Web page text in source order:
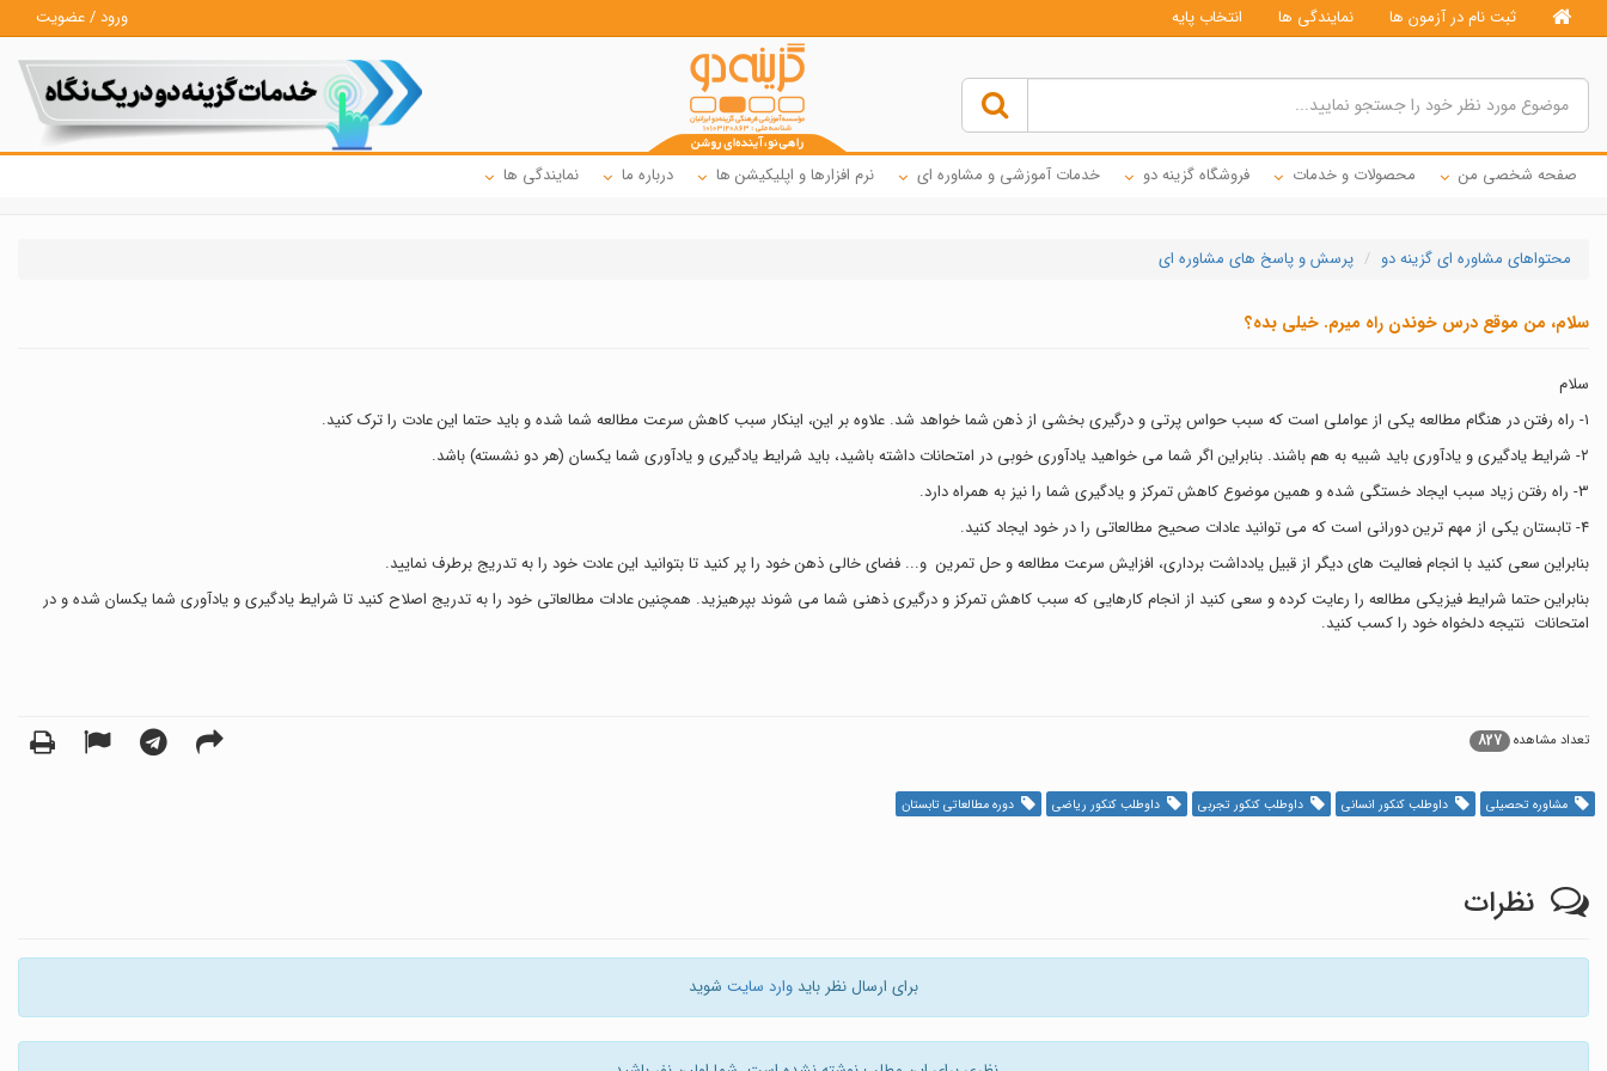
ثبت نام در آزمون ها نمایندگی ها انتخاب پایه ورود / عضویت
صفحه شخصی من محصولات و خدمات فروشگاه گزینه دو خدمات آموزشی و مشاوره ای نرم افزارها و اپلیکیشن ها درباره ما نمایندگی ها
محتواهای مشاوره ای گزینه دو پرسش و پاسخ های مشاوره ای
سلام، من موقع درس خوندن راه میرم. خیلی بده؟
سلام
١- راه رفتن در هنگام مطالعه یکی از عواملی است که سبب حواس پرتی و درگیری بخشی از ذهن شما خواهد شد. علاوه بر این، اینکار سبب کاهش سرعت مطالعه شما شده و باید حتما این عادت را ترک کنید.
٢- شرایط یادگیری و یادآوری باید شبیه به هم باشند. بنابراین اگر شما می خواهید یادآوری خوبی در امتحانات داشته باشید، باید شرایط یادگیری و یادآوری شما یکسان (هر دو نشسته) باشد.
٣- راه رفتن زیاد سبب ایجاد خستگی شده و همین موضوع کاهش تمرکز و یادگیری شما را نیز به همراه دارد.
٤- تابستان یکی از مهم ترین دورانی است که می توانید عادات صحیح مطالعاتی را در خود ایجاد کنید.
بنابراین سعی کنید با انجام فعالیت های دیگر از قبیل یادداشت برداری، افزایش سرعت مطالعه و حل تمرین و... فضای خالی ذهن خود را پر کنید تا بتوانید این عادت خود را به تدریج برطرف نمایید.
بنابراین حتما شرایط فیزیکی مطالعه را رعایت کرده و سعی کنید از انجام کارهایی که سبب کاهش تمرکز و درگیری ذهنی شما می شوند بپرهیزید. همچنین عادات مطالعاتی خود را به تدریج اصلاح کنید تا شرایط یادگیری و یادآوری شما یکسان شده و در
امتحانات نتیجه دلخواه خود را کسب کنید.
تعداد مشاهده 827
مشاوره تحصیلی داوطلب کنکور انسانی داوطلب کنکور تجربی داوطلب کنکور ریاضی دوره مطالعاتی تابستان
نظرات
برای ارسال نظر باید وارد سایت شوید